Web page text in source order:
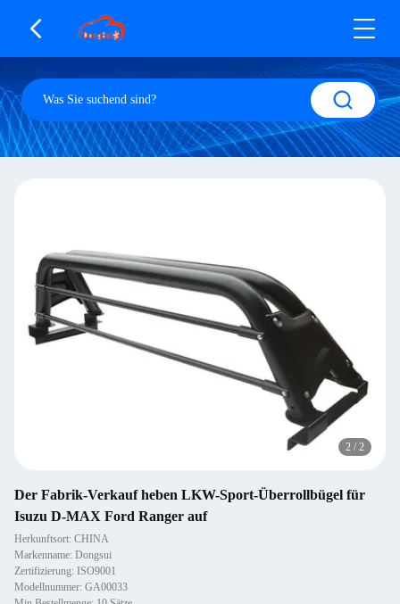
2 / 2
Der Fabrik-Verkauf heben LKW-Sport-Überrollbügel für
Isuzu D-MAX Ford Ranger auf
Herkunftsort: CHINA
Markenname: Dongsui
Zertifizierung: ISO9001
Modellnummer: GA00033